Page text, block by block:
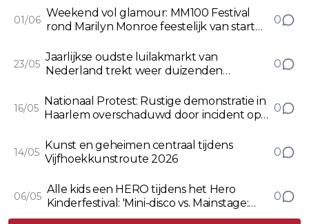
01/06
Weekend vol glamour: MM100 Festival
rond Marilyn Monroe feestelijk van start
0
23/05
Jaarlijkse oudste luilakmarkt van
Nederland trekt weer duizenden
0
16/05
Nationaal Protest: Rustige demonstratie in
Haarlem overschaduwd door incident op
0
14/05
Kunst en geheimen centraal tijdens
Vijfhoekkunstroute 2026
0
06/05
Alle kids een HERO tijdens het Hero
Kinderfestival: 'Mini-disco vs. Mainstage:
twee werelden op één Bevrijdingsdag
0